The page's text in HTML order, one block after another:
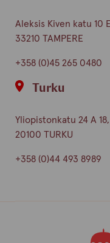
Aleksis Kiven katu 10
33210 TAMPERE
+358 (0)45 265 0480
Turku
Yliopistonkatu 24 A
20100 TURKU
+358 (0)44 493 8989